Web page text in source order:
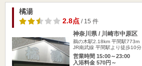
橘湯
2.8点/ 15 件
神奈川県 / 川崎市中原区
鵜の木駅2.18km 平間駅773m
JR南武線 平間駅より徒歩10分
営業時間 15:00～23:00
入浴料金 570円～